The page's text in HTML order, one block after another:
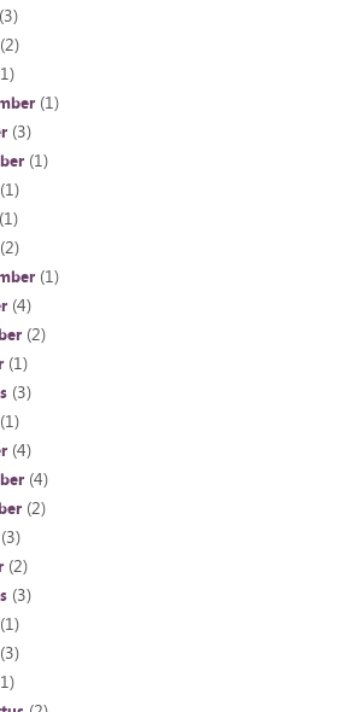
(1)
(3)
(1)
(1)
(4)
(2)
(1)
(3)
(4)
(4)
(2)
(2)
(3)